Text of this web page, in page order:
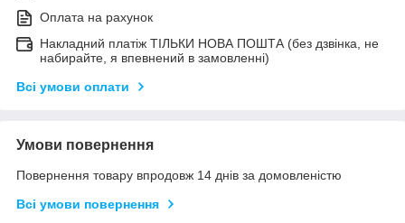
Оплата на рахунок
Накладний платіж ТІЛЬКИ НОВА ПОШТА (без дзвінка, не
набирайте, я впевнений в замовленні)
Всі умови оплати
Умови повернення
Повернення товару впродовж 14 днів за домовленістю
Всі умови повернення